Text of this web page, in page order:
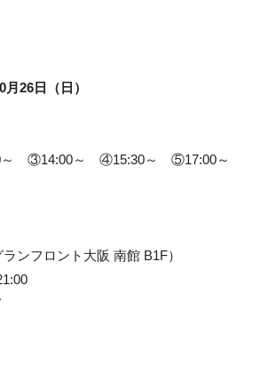
26日（日）
～ ③14:00～ ④15:30～ ⑤17:00～
ランフロント大阪 南館 B1F）